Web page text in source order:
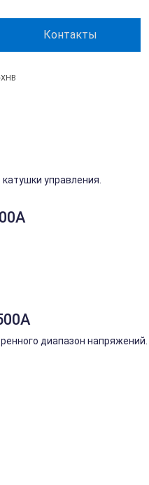
Контакты
управления.
диапазон напряжений.